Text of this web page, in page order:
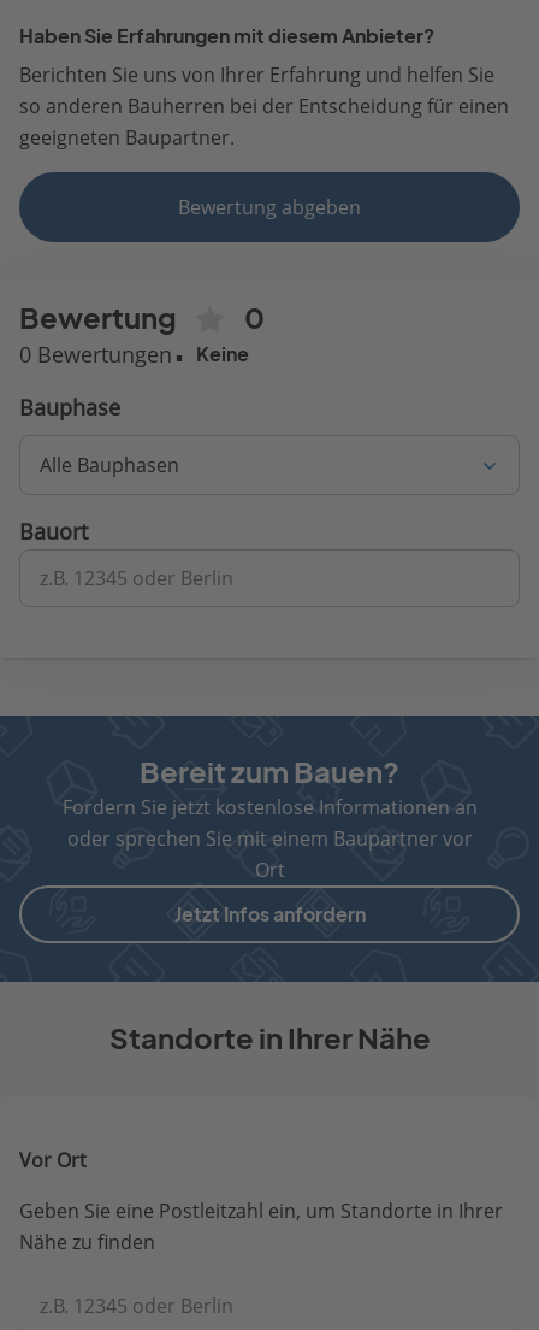
Haben Sie Erfahrungen mit diesem Anbieter?
Berichten Sie uns von Ihrer Erfahrung und helfen Sie
so anderen Bauherren bei der Entscheidung für einen
geeigneten Baupartner.
Bewertung abgeben
Bewertung 0
0 Bewertungen Keine
Bauphase
Alle Bauphasen
Bauort
z.B. 12345 oder Berlin
Bereit zum Bauen?
Fordern Sie jetzt kostenlose Informationen an
oder sprechen Sie mit einem Baupartner vor
Ort
Jetzt Infos anfordern
Standorte in Ihrer Nähe
Vor Ort
Geben Sie eine Postleitzahl ein, um Standorte in Ihrer
Nähe zu finden
z.B. 12345 oder Berlin